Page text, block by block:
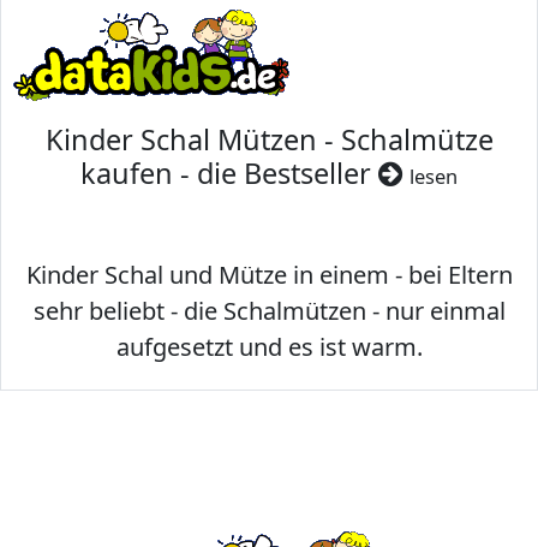
Kinder Schal Mützen - Schalmütze
kaufen - die Bestseller
lesen
Kinder Schal und Mütze in einem - bei Eltern
sehr beliebt - die Schalmützen - nur einmal
aufgesetzt und es ist warm.